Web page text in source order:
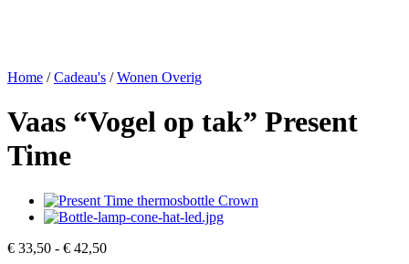
Home / Cadeau's / Wonen Overig
Vaas “Vogel op tak” Present
Time
€ 33,50 - € 42,50Prijsklasse: